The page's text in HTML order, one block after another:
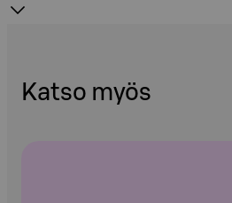
Katso myös